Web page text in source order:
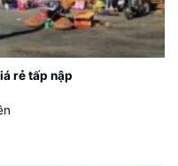
rẻ tấp nập